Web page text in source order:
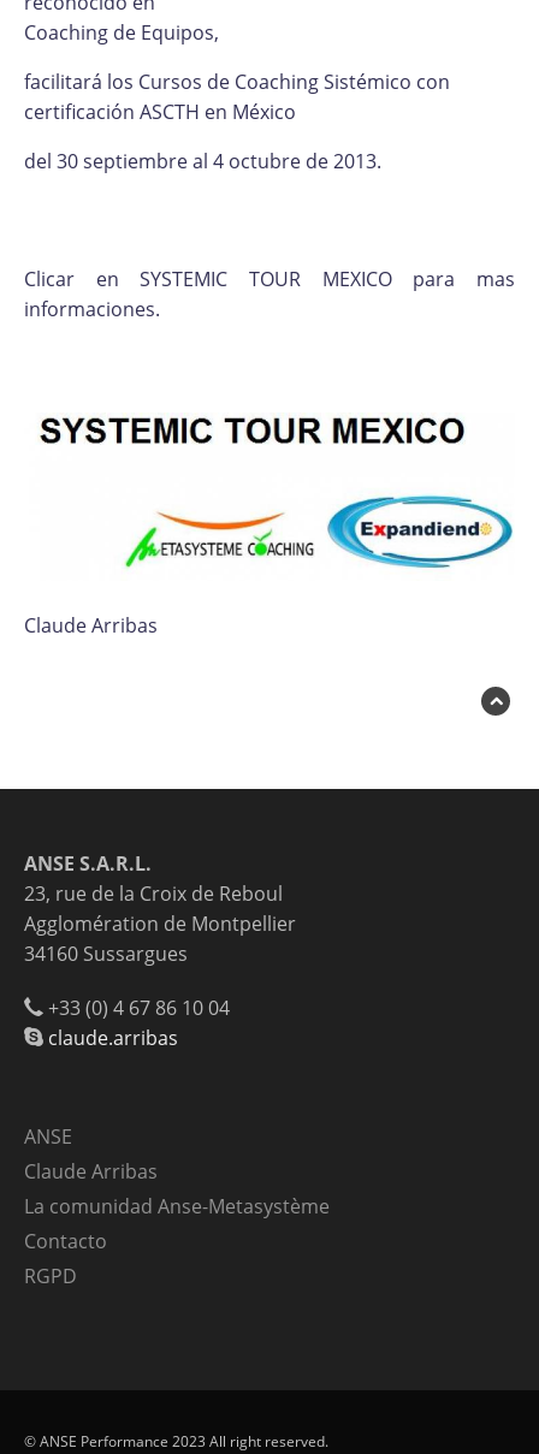
Coaching de Equipos,
facilitará los Cursos de Coaching Sistémico con
certificación ASCTH en México
del 30 septiembre al 4 octubre de 2013.
Clicar en SYSTEMIC TOUR MEXICO para mas
informaciones.
Claude Arribas
ANSE S.A.R.L.
23, rue de la Croix de Reboul
Agglomération de Montpellier
34160 Sussargues
+33 (0) 4 67 86 10 04
claude.arribas
ANSE
Claude Arribas
La comunidad Anse-Metasystème
Contacto
RGPD
© ANSE Performance 2023 All right reserved.